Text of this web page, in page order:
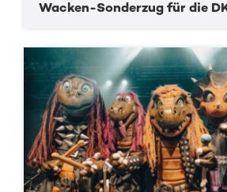
Wacken-Sonderzug für die